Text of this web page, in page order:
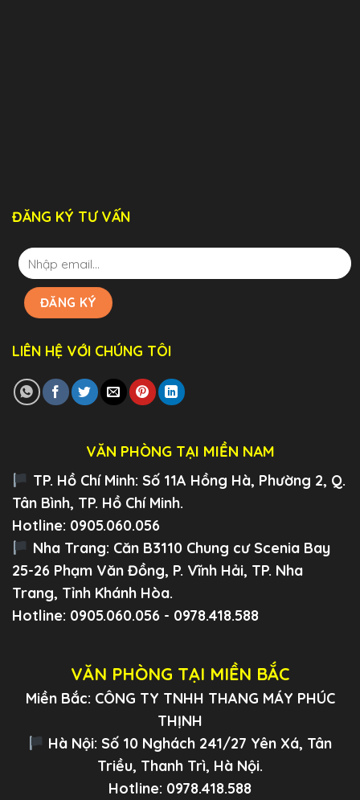
ĐĂNG KÝ TƯ VẤN
LIÊN HỆ VỚI CHÚNG TÔI
VĂN PHÒNG TẠI MIỀN NAM
TP. Hồ Chí Minh: Số 11A Hồng Hà, Phường 2, Q.
Tân Bình, TP. Hồ Chí Minh.
Hotline: 0905.060.056
Nha Trang: Căn B3110 Chung cư Scenia Bay
25-26 Phạm Văn Đồng, P. Vĩnh Hải, TP. Nha
Trang, Tỉnh Khánh Hòa.
Hotline: 0905.060.056 - 0978.418.588
VĂN PHÒNG TẠI MIỀN BẮC
Miền Bắc: CÔNG TY TNHH THANG MÁY PHÚC
THỊNH
Hà Nội: Số 10 Nghách 241/27 Yên Xá, Tân
Triều, Thanh Trì, Hà Nội.
Hotline: 0978.418.588